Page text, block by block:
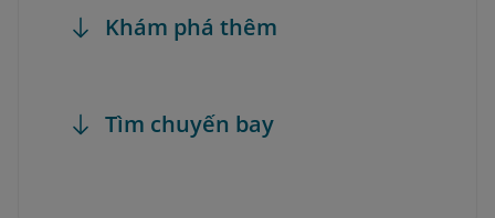
Khám phá thêm
Tìm chuyến bay